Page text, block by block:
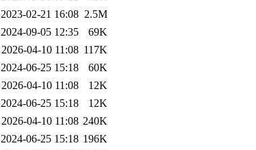
2023-02-21 16:08 2.5M
2024-09-05 12:35
69K
2026-04-10 11:08 117K
2024-06-25 15:18
60K
2026-04-10 11:08
12K
2024-06-25 15:18
12K
2026-04-10 11:08 240K
2024-06-25 15:18 196K